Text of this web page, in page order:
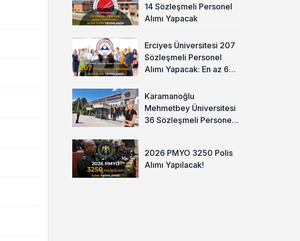
14 Sözleşmeli Personel
Alımı Yapacak
Erciyes Üniversitesi 207
Sözleşmeli Personel
Alımı Yapacak: En az 60
Karamanoğlu
Mehmetbey Üniversitesi
36 Sözleşmeli Personel
2026 PMYO 3250 Polis
Alımı Yapılacak!